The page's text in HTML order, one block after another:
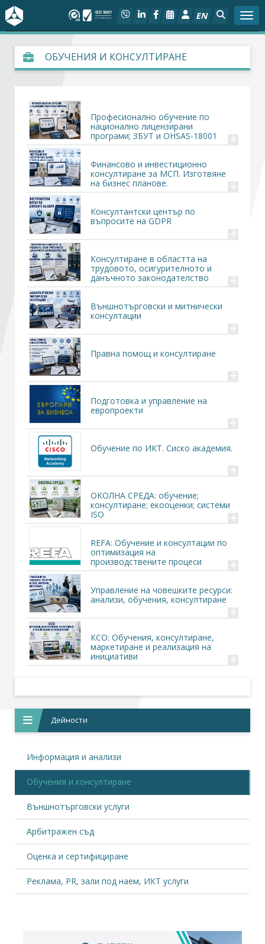
EN
За БСК
Актуално
Социален диалог
Дейности
Арбитражен съд
Проекти
Членове
Стани член
Абонирайте се!
ОБУЧЕНИЯ И КОНСУЛТИРАНЕ
Професионално обучение по
национално лицензирани
програми; ЗБУТ и OHSAS-18001
+
Финансово и инвестиционно
консултиране за МСП. Изготвяне
на бизнес планове.
+
Консултантски център по
въпросите на GDPR
+
Консултиране в областта на
трудовото, осигурителното и
данъчното законодателство
+
Външнотърговски и митнически
консултации
+
Правна помощ и консултиране
+
Подготовка и управление на
европроекти
+
Обучение по ИКТ. Сиско академия.
+
ОКОЛНА СРЕДА: обучение;
консултиране; екооценки; системи
ISO
+
REFA: Обучение и консултации по
оптимизация на
производствените процеси
+
Управление на човешките ресурси:
анализи, обучения, консултиране
+
КСО: Обучения, консултиране,
маркетиране и реализация на
инициативи
+
Дейности
Информация и анализи
Обучения и консултиране
Външнотърговски услуги
Арбитражен съд
Оценка и сертифициране
Реклама, PR, зали под наем, ИКТ услуги